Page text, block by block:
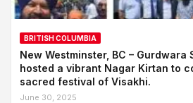
BRITISH COLUMBIA
New Westminster, BC – Gurdwara
hosted a vibrant Nagar Kirtan to
sacred festival of Visakhi.
June 30, 2025